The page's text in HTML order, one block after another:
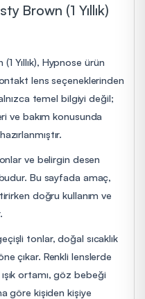
Brown (1 Yıllık)
Yıllık), Hypnose ürün
lens seçeneklerinden
temel bilgiyi değil;
ve bakım konusunda
ve belirgin desen
Bu sayfada amaç,
doğru kullanım ve
tonlar, doğal sıcaklık
çıkar. Renkli lenslerde
ortamı, göz bebeği
göre kişiden kişiye